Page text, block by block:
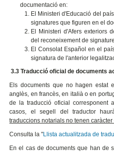
documentació en:
El Ministeri d'Educació del
signatures que figuren en el
El Ministeri d'Afers exteriors
del reconeixement de
El Consolat Español en el
signatura de l'anterior
3.3 Traducció oficial de documents
Els documents que no hagen estat
anglès, en francès, en italià o en
de la traducció oficial corresponent
casos, el segell del traductor
traduccions notarials no tenen caràcter
Consulta la "Llista actualitzada de
En el cas de documents que han de